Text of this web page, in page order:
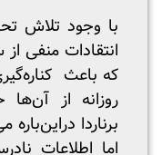
با وجود تلاش
انتقادات منفی
که باعث
روزانه از
اما اطلاعات